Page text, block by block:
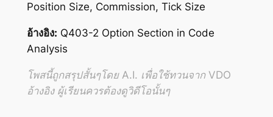
Position Size, Commission, Tick Size
อ้างอิง: Q403-2 Option Section in Code
Analysis
โพสนี้ถูกสรุปสั้นๆโดย A.I. เพื่อใช้ทวนจาก VDO
อ้างอิง ผู้เรียนควรต้องดูวิดีโอนั้นๆ